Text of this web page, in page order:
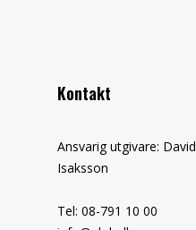
Kontakt
Ansvarig utgivare: David
Isaksson
Tel: 08-791 10 00